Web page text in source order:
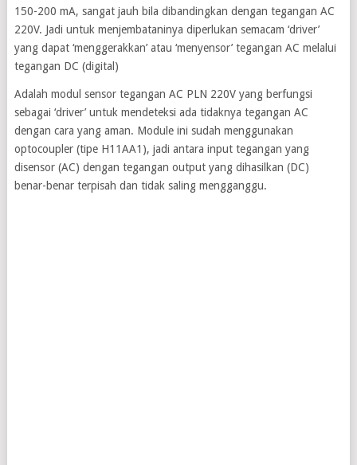
150-200 mA, sangat jauh bila dibandingkan dengan tegangan AC
220V. Jadi untuk menjembataninya diperlukan semacam ‘driver’
yang dapat ‘menggerakkan’ atau ‘menyensor’ tegangan AC melalui
tegangan DC (digital)
Adalah modul sensor tegangan AC PLN 220V yang berfungsi
sebagai ‘driver’ untuk mendeteksi ada tidaknya tegangan AC
dengan cara yang aman. Module ini sudah menggunakan
optocoupler (tipe H11AA1), jadi antara input tegangan yang
disensor (AC) dengan tegangan output yang dihasilkan (DC)
benar-benar terpisah dan tidak saling mengganggu.